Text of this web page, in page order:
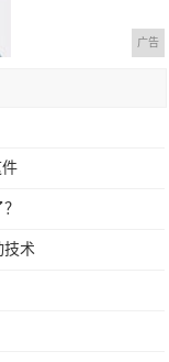
广告
技术